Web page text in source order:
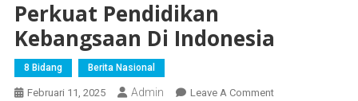
Perkuat Pendidikan
Kebangsaan Di Indonesia
8 Bidang Berita Nasional
Februari 11, 2025 Admin Leave A Comment